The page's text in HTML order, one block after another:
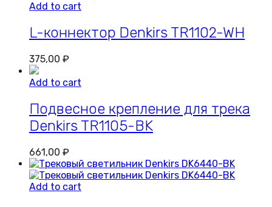
Add to cart
L-коннектор Denkirs TR1102-WH
375,00 ₽
Add to cart
Подвесное крепление для трека
Denkirs TR1105-BK
661,00 ₽
Add to cart